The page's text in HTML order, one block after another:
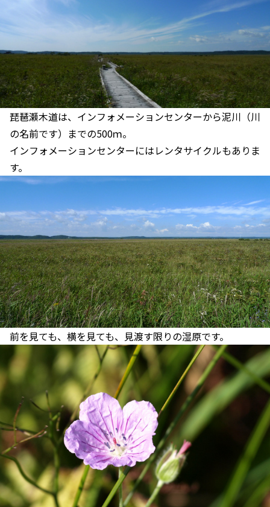
琵琶瀬木道は、インフォメーションセンターから泥川（川
の名前です）までの500ｍ。
インフォメーションセンターにはレンタサイクルもありま
す。
前を見ても、横を見ても、見渡す限りの湿原です。